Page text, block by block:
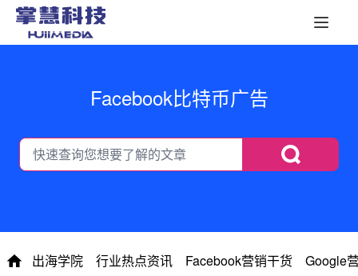
Facebook比特币广告
出海学院 行业热点资讯 Facebook营销干货 Google